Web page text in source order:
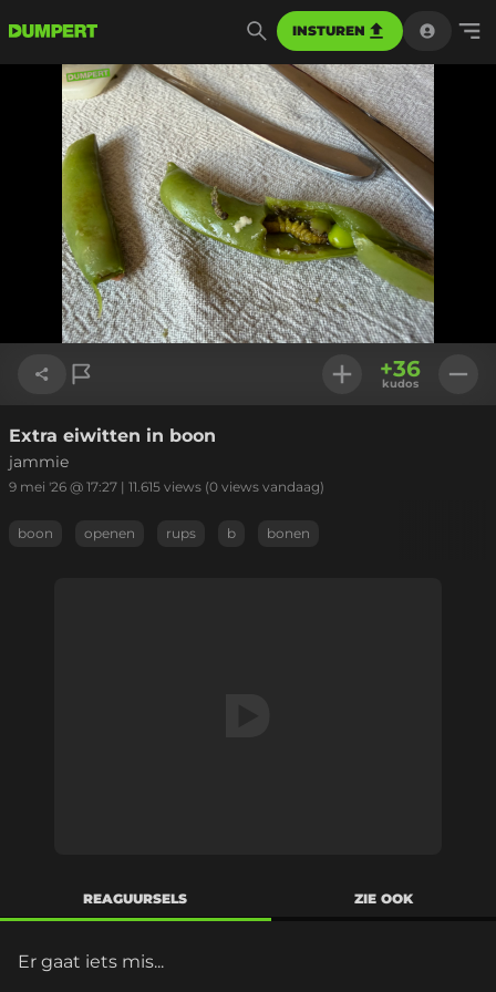
INSTUREN
Link kopiëren
+36
kudos
Extra eiwitten in boon
jammie
9 mei '26 @ 17:27 | 11.615 views (0 views vandaag)
boon openen rups b bonen
REAGUURSELS ZIE OOK
Er gaat iets mis...